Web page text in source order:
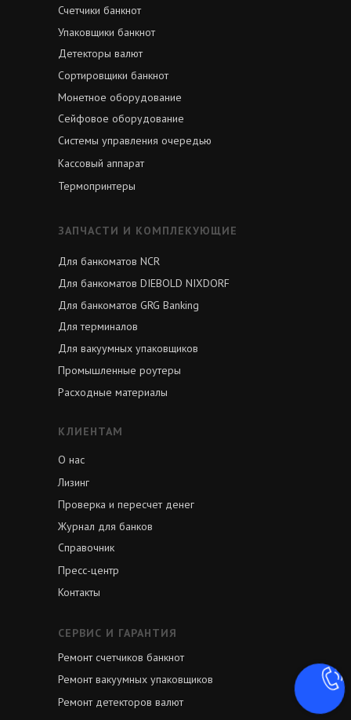
Счетчики банкнот
КЛИЕНТАМ
О нас
СЕРВИС И ГАРАНТИЯ
ЗАПЧАСТИ И КОМПЛЕКУЮЩИЕ
Для банкоматов NCR
Детекторы валют
Упаковщики банкнот
Сортировщики банкнот
Монетное оборудование
Сейфовое оборудование
Лизинг
Ремонт счетчиков банкнот
Журнал для банков
Справочник
Пресс-центр
Для терминалов
Для банкоматов DIEBOLD NIXDORF
Для банкоматов GRG Banking
Расходные материалы
Контакты
Ремонт вакуумных упаковщиков
Ремонт детекторов валют
Проверка и пересчет денег
Для вакуумных упаковщиков
Промышленные роутеры
Системы управления очередью
Кассовый аппарат
Термопринтеры